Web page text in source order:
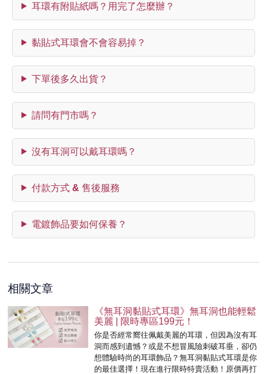
耳環有附貼紙嗎？用完了怎麼辦？
黏貼式耳環會不會容易掉？
下單後多久出貨？
請問有門市嗎？
沒有耳洞可以戴耳環嗎？
付款方式 & 售後服務
電鍍飾品要如何保養？
相關文章
《無耳洞黏貼式耳環》無耳洞也能輕鬆
美麗 | 限時專區199元！
你是否經常嚮往佩戴美麗的耳環，但因為沒有耳
洞而感到遺憾？或是不想冒風險刺破耳垂，卻仍
想體驗時尚的耳環飾品？無耳洞黏貼式耳環是你
的最佳選擇！現在進行限時特賣活動！原價再打